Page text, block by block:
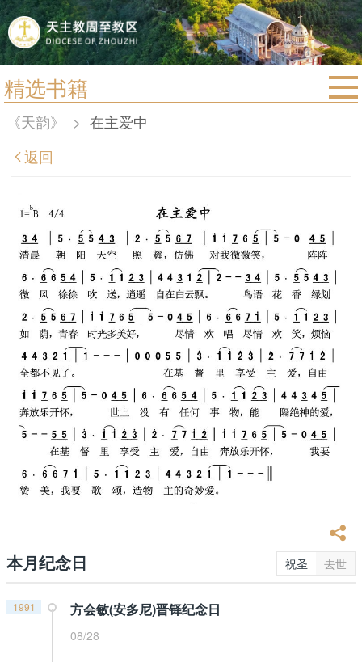
精选书籍
首页
宗教法规
教区简介
信仰文萃
教会圣月
《天韵》 > 在主爱中
返回
本月纪念日 祝圣 去世
1991 方会敏(安多尼)晋铎纪念日
08/28